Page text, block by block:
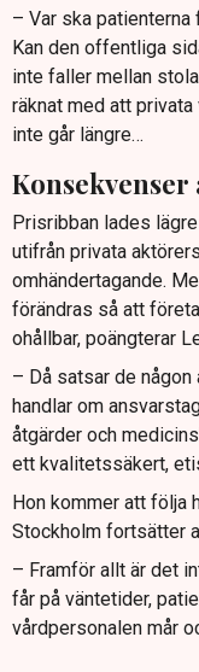
– Var ska patienterna
Kan den offentliga
inte faller mellan
räknat med att
inte går längre…
Konsekvenser
Prisribban lades
utifrån privata
omhändertagande.
förändras så att
ohållbar, poängterar
– Då satsar de
handlar om
åtgärder och
ett kvalitetssäkert,
Hon kommer att följa
Stockholm fortsätter
– Framför allt är det
får på väntetider,
vårdpersonalen mår